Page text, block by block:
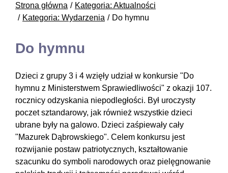
Strona główna
Kategoria: Aktualności
Kategoria: Wydarzenia
Do hymnu
Do hymnu
Dzieci z grupy 3 i 4 wzięły udział w konkursie "Do
hymnu z Ministerstwem Sprawiedliwości" z okazji 107.
rocznicy odzyskania niepodległości. Był uroczysty
poczet sztandarowy, jak również wszystkie dzieci
ubrane były na galowo. Dzieci zaśpiewały cały
"Mazurek Dąbrowskiego". Celem konkursu jest
rozwijanie postaw patriotycznych, kształtowanie
szacunku do symboli narodowych oraz pielęgnowanie